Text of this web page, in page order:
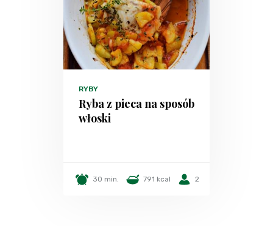
RYBY
Ryba z pieca na sposób
włoski
30 min. 791 kcal 2